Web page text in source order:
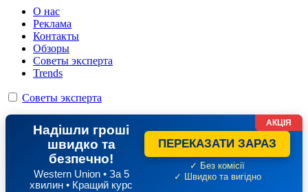
О нас
Реклама
Контакты
Обзоры
Советы эксперта
Trends
Советы эксперта
Надішли гроші
швидко та
безпечно!
Western Union • За 5
хвилин • Кращий курс
ПЕРЕКАЗАТИ ЗАРАЗ
✓ Без комісії
✓ Швидко та вигідно
АКЦІЯ